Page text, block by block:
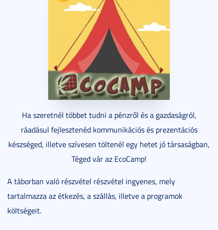
Ha szeretnél többet tudni a pénzről és a gazdaságról,
ráadásul fejlesztenéd kommunikációs és prezentációs
készséged, illetve szívesen töltenél egy hetet jó társaságban,
Téged vár az EcoCamp!
A táborban való részvétel részvétel ingyenes, mely
tartalmazza az étkezés, a szállás, illetve a programok
költségeit.